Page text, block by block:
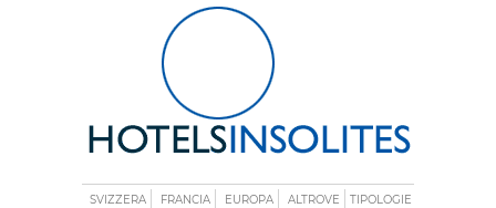
SVIZZERA FRANCIA EUROPA ALTROVE TIPOLOGIE